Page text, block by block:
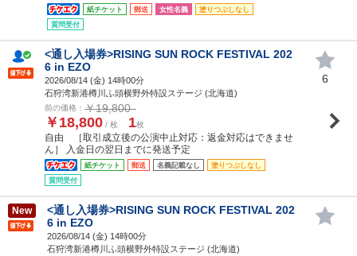
紙チケット 郵送 女性名義
塗りつぶしなし
質問受付
<通し入場券>RISING SUN ROCK FESTIVAL 202
6 in EZO
2026/08/14 (金) 14時00分
石狩湾新港樽川ふ頭横野外特設ステージ (北海道)
前の価格： ￥19,800
￥18,800 / 枚 1枚
自由 ［取引成立後の公演中止対応：返金対応はできませ
ん］ 入金日の翌日までに発送予定
紙チケット 郵送 名義記載なし
塗りつぶしなし
質問受付
6
New
<通し入場券>RISING SUN ROCK FESTIVAL 202
6 in EZO
2026/08/14 (金) 14時00分
石狩湾新港樽川ふ頭横野外特設ステージ (北海道)